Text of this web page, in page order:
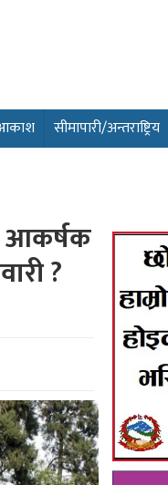
सीमापारी/अन्तराष्ट्रिय
आकर्षक
?